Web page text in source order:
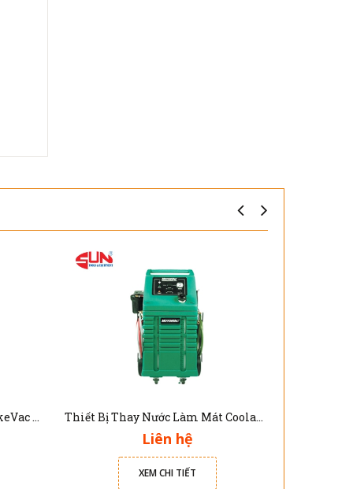
Thiết Bị Thay Dầu Phanh BrakeVac II Thiết Bị Thay Nước Làm Mát Coolant Clean III
Liên hệ
XEM CHI TIẾT